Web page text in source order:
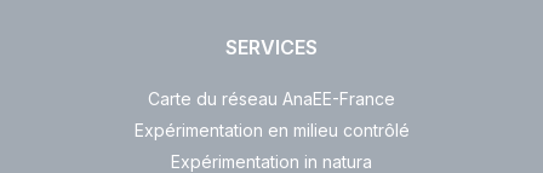
SERVICES
Carte du réseau AnaEE-France
Expérimentation en milieu contrôlé
Expérimentation in natura